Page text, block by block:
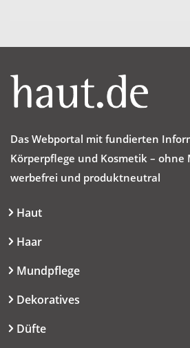
Das Webportal mit fundierten
Körperpflege und Kosmetik – ohne
werbefrei und produktneutral
Haut
Haar
Mundpflege
Dekoratives
Düfte